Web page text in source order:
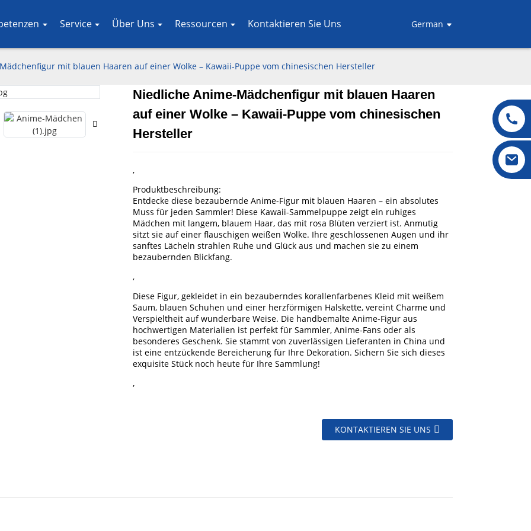
Service Über Uns Ressourcen Kontaktieren Sie Uns German
mit blauen Haaren auf einer Wolke – Kawaii-Puppe vom chinesischen Hersteller
Loading...
Loading...
Niedliche Anime-Mädchenfigur mit blauen Haaren
auf einer Wolke – Kawaii-Puppe vom chinesischen
Hersteller
,
Produktbeschreibung:
Entdecke diese bezaubernde Anime-Figur mit blauen Haaren – ein absolutes
Muss für jeden Sammler! Diese Kawaii-Sammelpuppe zeigt ein ruhiges
Mädchen mit langem, blauem Haar, das mit rosa Blüten verziert ist. Anmutig
sitzt sie auf einer flauschigen weißen Wolke. Ihre geschlossenen Augen und ihr
sanftes Lächeln strahlen Ruhe und Glück aus und machen sie zu einem
bezaubernden Blickfang.
,
Diese Figur, gekleidet in ein bezauberndes korallenfarbenes Kleid mit weißem
Saum, blauen Schuhen und einer herzförmigen Halskette, vereint Charme und
Verspieltheit auf wunderbare Weise. Die handbemalte Anime-Figur aus
hochwertigen Materialien ist perfekt für Sammler, Anime-Fans oder als
besonderes Geschenk. Sie stammt von zuverlässigen Lieferanten in China und
ist eine entzückende Bereicherung für Ihre Dekoration. Sichern Sie sich dieses
exquisite Stück noch heute für Ihre Sammlung!
,
KONTAKTIEREN SIE UNS